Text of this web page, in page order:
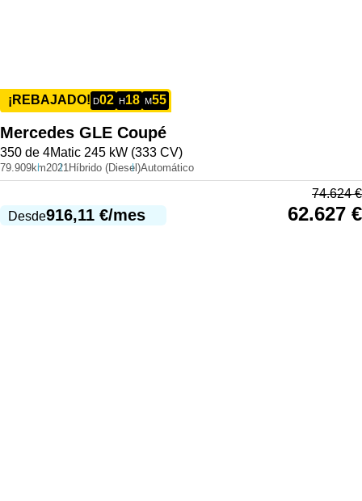
¡REBAJADO! D02 H18 M55
Mercedes GLE Coupé
350 de 4Matic 245 kW (333 CV)
79.909km2021 Híbrido (Diesel)Automático
Desde916,11 €/mes
74.624€
62.627 €